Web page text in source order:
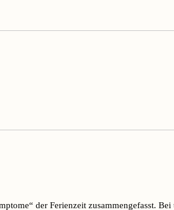
der Ferienzeit zusammengefasst.